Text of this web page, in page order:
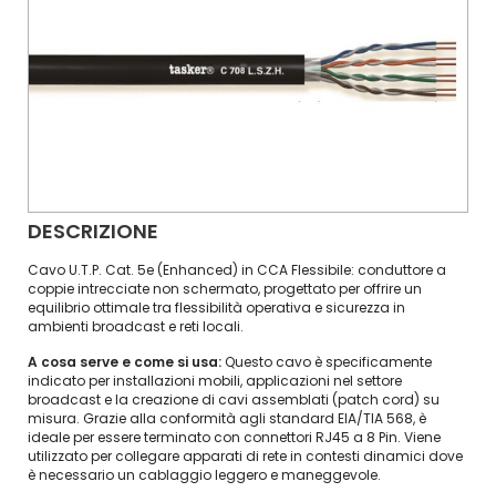
DESCRIZIONE
Cavo U.T.P. Cat. 5e (Enhanced) in CCA Flessibile: conduttore a
coppie intrecciate non schermato, progettato per offrire un
equilibrio ottimale tra flessibilità operativa e sicurezza in
ambienti broadcast e reti locali.
A cosa serve e come si usa:Questo cavo è specificamente
indicato per installazioni mobili, applicazioni nel settore
broadcast e la creazione di cavi assemblati (patch cord) su
misura. Grazie alla conformità agli standard EIA/TIA 568, è
ideale per essere terminato con connettori RJ45 a 8 Pin. Viene
utilizzato per collegare apparati di rete in contesti dinamici dove
è necessario un cablaggio leggero e maneggevole.